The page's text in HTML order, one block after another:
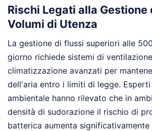
Rischi Legati alla Gestione
Volumi di Utenza
La gestione di flussi superiori alle
giorno richiede sistemi di
climatizzazione avanzati per
dell'aria entro i limiti di legge.
ambientale hanno rilevato che in
densità di sudorazione il rischio di
batterica aumenta